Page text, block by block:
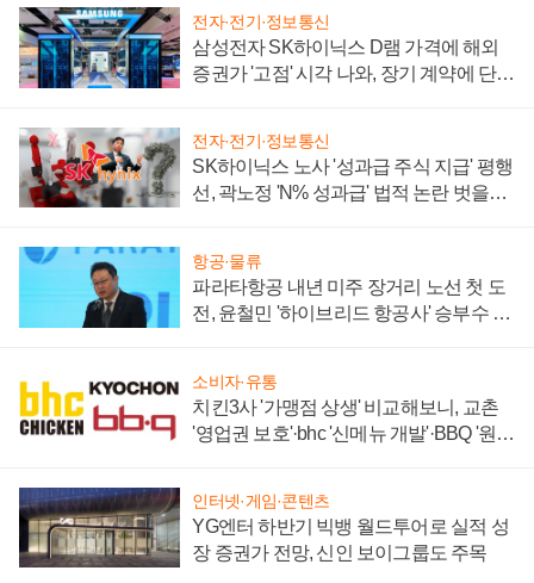
전자·전기·정보통신
삼성전자 SK하이닉스 D램 가격에 해외
증권가 '고점' 시각 나와, 장기 계약에 단점
전자·전기·정보통신
SK하이닉스 노사 '성과급 주식 지급' 평행
선, 곽노정 'N% 성과급' 법적 논란 벗을지
항공·물류
파라타항공 내년 미주 장거리 노선 첫 도
전, 윤철민 '하이브리드 항공사' 승부수 통
소비자·유통
치킨3사 '가맹점 상생' 비교해보니, 교촌
'영업권 보호'·bhc '신메뉴 개발'·BBQ '원가
인터넷·게임·콘텐츠
YG엔터 하반기 빅뱅 월드투어로 실적 성
장 증권가 전망, 신인 보이그룹도 주목